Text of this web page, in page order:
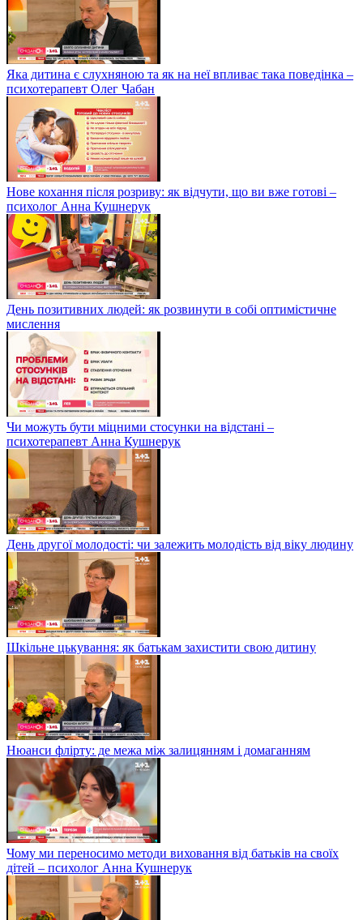
Яка дитина є слухняною та як на неї впливає така поведінка –
психотерапевт Олег Чабан
Нове кохання після розриву: як відчути, що ви вже готові –
психолог Анна Кушнерук
День позитивних людей: як розвинути в собі оптимістичне
мислення
Чи можуть бути міцними стосунки на відстані –
психотерапевт Анна Кушнерук
День другої молодості: чи залежить молодість від віку людину
Шкільне цькування: як батькам захистити свою дитину
Нюанси флірту: де межа між залицянням і домаганням
Чому ми переносимо методи виховання від батьків на своїх
дітей – психолог Анна Кушнерук